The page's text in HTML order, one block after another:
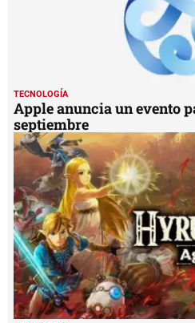
TECNOLOGÍA
Apple anuncia un evento
septiembre